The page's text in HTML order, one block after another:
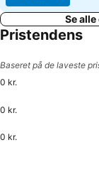
Se
Pristendens
Baseret på de laveste
0 kr.
0 kr.
0 kr.